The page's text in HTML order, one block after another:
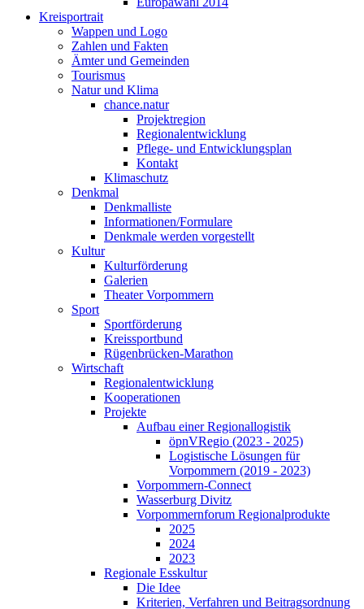
Kreisportrait
Wappen und Logo
Zahlen und Fakten
Ämter und Gemeinden
Tourismus
Natur und Klima
chance.natur
Projektregion
Regionalentwicklung
Pflege- und Entwicklungsplan
Kontakt
Klimaschutz
Denkmal
Denkmalliste
Informationen/Formulare
Denkmale werden vorgestellt
Kultur
Kulturförderung
Galerien
Theater Vorpommern
Sport
Sportförderung
Kreissportbund
Rügenbrücken-Marathon
Wirtschaft
Regionalentwicklung
Kooperationen
Projekte
Aufbau einer Regionallogistik
öpnVRegio (2023 - 2025)
Logistische Lösungen­ für
Vorpommern (2019 - 2023)
Vorpommern-Connect
Wasserburg Divitz
Vorpommernforum Regionalprodukte
2025
2024
2023
Regionale Esskultur
Die Idee
Kriterien, Verfahren und Beitragsordnung